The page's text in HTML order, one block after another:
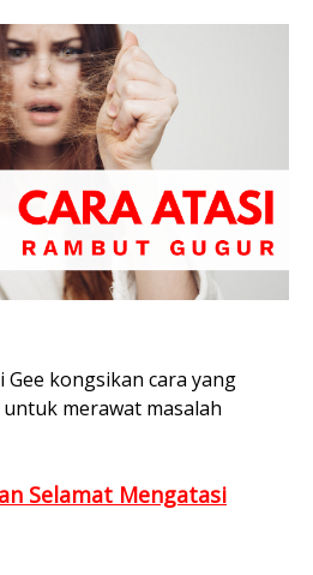
Gee kongsikan cara yang
merawat masalah
Selamat Mengatasi